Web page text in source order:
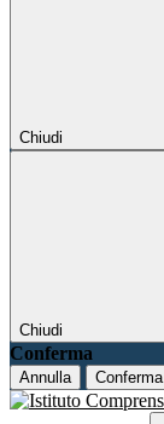
Chiudi
Chiudi
Conferma
Annulla Conferma